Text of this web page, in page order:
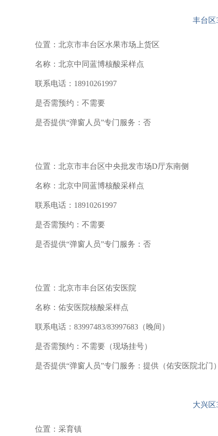
丰台区
位置：北京市丰台区水果市场上货区
名称：北京中同蓝博核酸采样点
联系电话：18910261997
是否需预约：不需要
是否提供“弹窗人员”专门服务：否
位置：北京市丰台区中央批发市场D厅东南侧
名称：北京中同蓝博核酸采样点
联系电话：18910261997
是否需预约：不需要
是否提供“弹窗人员”专门服务：否
位置：北京市丰台区佑安医院
名称：佑安医院核酸采样点
联系电话：83997483/83997683（晚间）
是否需预约：不需要（现场挂号）
是否提供“弹窗人员”专门服务：提供（佑安医院北门
大兴区
位置：采育镇